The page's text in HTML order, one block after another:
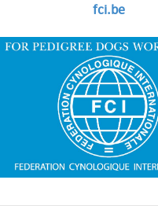
fci.be
International de Beauté (premio para
según la
solamente para los
para los países nórdicos
(166) (PASTOR ALEMÁN)